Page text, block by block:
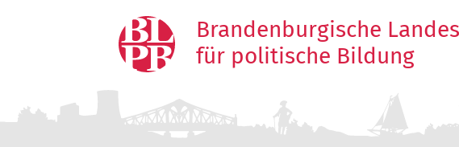
Brandenburgische
für politische Bildung